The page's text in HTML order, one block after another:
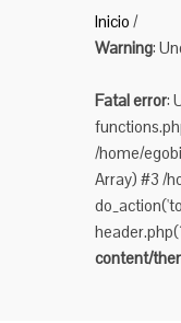
Inicio /
Warning:
Fatal error:
/home/
Array) #3 /
content/